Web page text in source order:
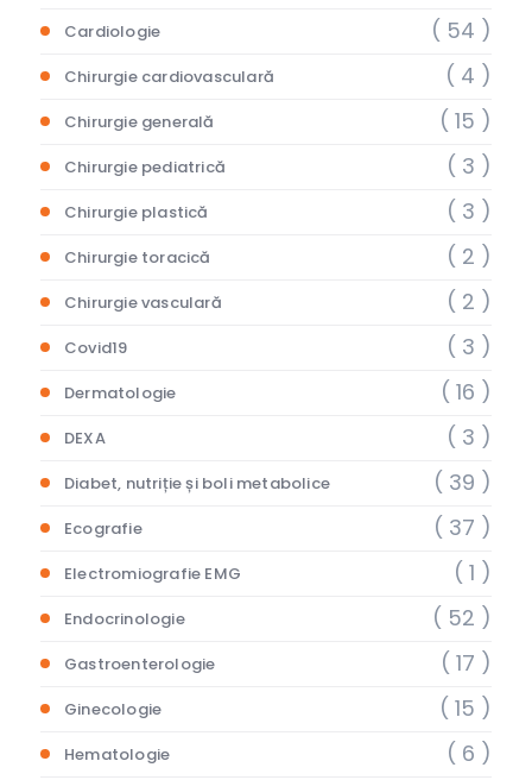
Cardiologie ( 54 )
Chirurgie cardiovasculară ( 4 )
Chirurgie generală ( 15 )
Chirurgie pediatrică ( 3 )
Chirurgie plastică ( 3 )
Chirurgie toracică ( 2 )
Chirurgie vasculară ( 2 )
Covid19 ( 3 )
Dermatologie ( 16 )
DEXA ( 3 )
Diabet, nutriție și boli metabolice ( 39 )
Ecografie ( 37 )
Electromiografie EMG ( 1 )
Endocrinologie ( 52 )
Gastroenterologie ( 17 )
Ginecologie ( 15 )
Hematologie ( 6 )